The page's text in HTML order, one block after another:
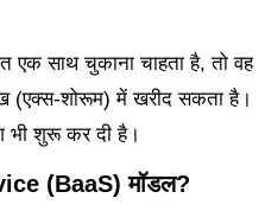
एक साथ चुकाना चाहता है, तो वह
(एक्स-शोरूम) में खरीद सकता है।
भी शुरू कर दी है।
(BaaS) मॉडल?